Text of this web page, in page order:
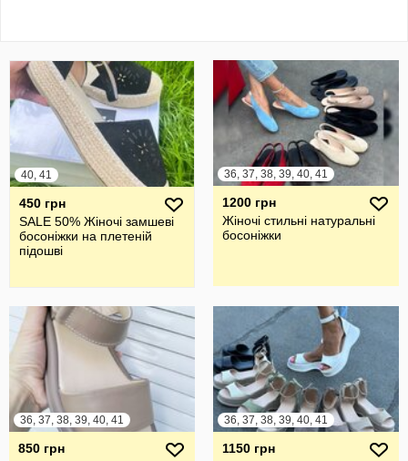
40, 41
450 грн
SALE 50% Жіночі замшеві
босоніжки на плетеній
підошві
36, 37, 38, 39, 40, 41
1200 грн
Жіночі стильні натуральні
босоніжки
36, 37, 38, 39, 40, 41
850 грн
36, 37, 38, 39, 40, 41
1150 грн